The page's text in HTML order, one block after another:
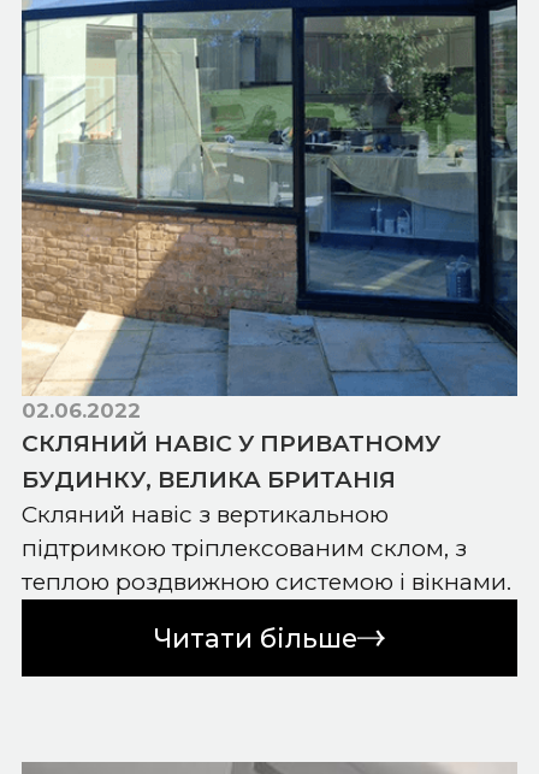
02.06.2022
СКЛЯНИЙ НАВІС У ПРИВАТНОМУ
БУДИНКУ, ВЕЛИКА БРИТАНІЯ
Скляний навіс з вертикальною
підтримкою тріплексованим склом, з
теплою роздвижною системою і вікнами.
Читати більше